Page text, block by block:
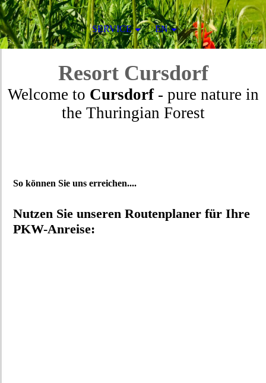
ResortCursdorf
Welcome to Cursdorf- pure nature in
the Thuringian Forest
So können Sie uns erreichen....
Nutzen Sie unseren Routenplaner für Ihre
PKW-Anreise:
SERVICE EN